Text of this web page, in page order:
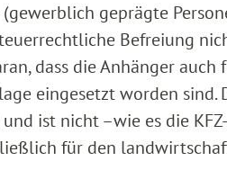
geprägte
Befreiung
dass die Anhänger
eingesetzt worden sind.
ist nicht –wie es die
für den